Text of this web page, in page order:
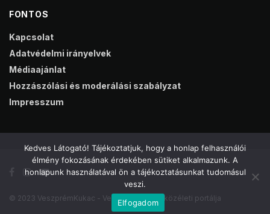
FONTOS
Kapcsolat
Adatvédelmi irányelvek
Médiaajánlat
Hozzászólási és moderálási szabályzat
Impresszum
© 2023 VeszprémKukac - Veszprém online közéleti portálja
Kedves Látogató! Tájékoztatjuk, hogy a honlap felhasználói
élmény fokozásának érdekében sütiket alkalmazunk. A
honlapunk használatával ön a tájékoztatásunkat tudomásul
veszi.
Elfogadom